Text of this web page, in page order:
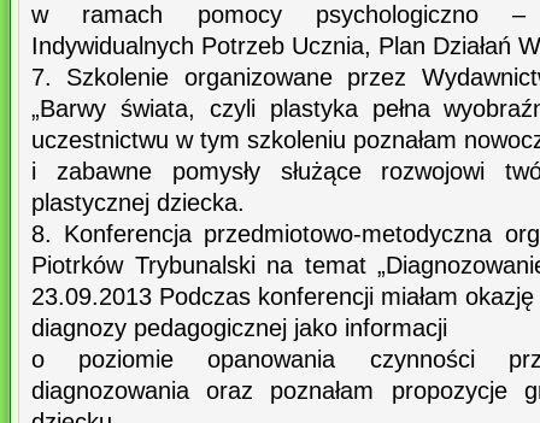
w ramach pomocy psychologiczno –
Indywidualnych Potrzeb Ucznia, Plan Działań
7. Szkolenie organizowane przez
„Barwy świata, czyli plastyka pełna
uczestnictwu w tym szkoleniu poznałam
i zabawne pomysły służące rozwojowi
plastycznej dziecka.
8. Konferencja przedmiotowo-metodyczna
Piotrków Trybunalski na temat
23.09.2013 Podczas konferencji miałam
diagnozy pedagogicznej jako informacji
o poziomie opanowania czynności
diagnozowania oraz poznałam propozycje